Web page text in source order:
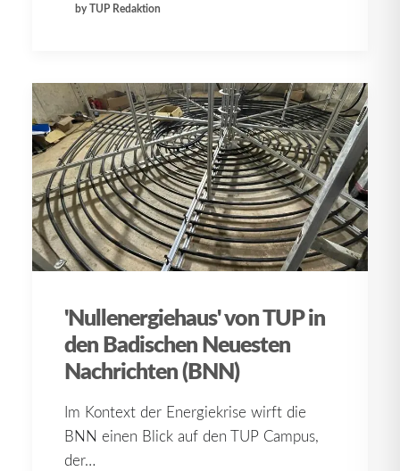
by TUP Redaktion
'Nullenergiehaus' von TUP in
den Badischen Neuesten
Nachrichten (BNN)
Im Kontext der Energiekrise wirft die
BNN einen Blick auf den TUP Campus,
der…